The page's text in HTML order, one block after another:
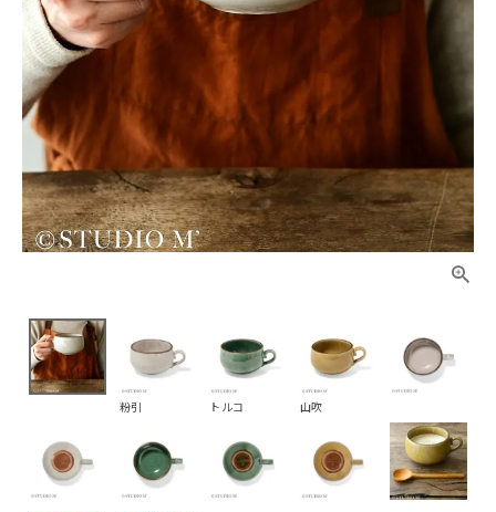
粉引 トルコ 山吹